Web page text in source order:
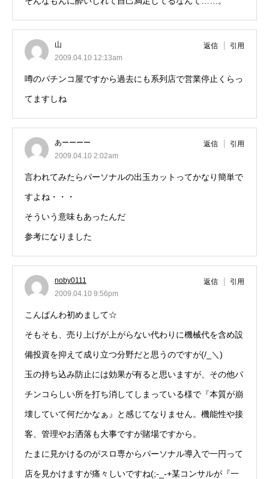
山
2009.04.10 12:13am
返信 引用
噂のパチンコ屋ですから過去にも系列店で営業停止くらっ
てますしね
あーーーー
2009.04.10 2:02am
返信 引用
言われてみたらパーソナルの出玉カットってかなり簡単で
すよね・・・
そういう意味もあったんだ
参考になりました
noby0111
2009.04.10 9:56pm
返信 引用
こんばんわ初めまして☆
そもそも、売り上げが上がらない代わりに機械代を含め設
備投資を抑えて成り立つ分野だと思うのですが(/_＼)
玉の持ち込み防止には効果が有ると思いますが、その他パ
チンコらしい所を打ち消してしまっている様で『本質が崩
壊していて何だかなぁ』と感じてなりません。機能性や接
客、管理やお洒落も大事ですが賭場ですから。
たまに見かけるのがスロ専からパーソナル導入で一円って
店を見かけますが痛々しいですね(;-_-+某コンサルが『一